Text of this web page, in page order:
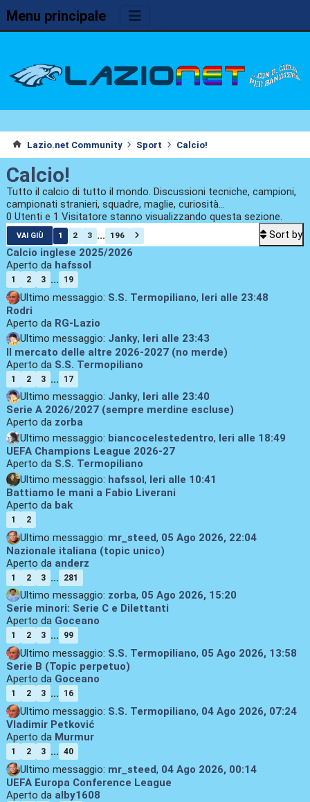
Menu principale
Lazio.net Community Sport Calcio!
Calcio!
Tutto il calcio di tutto il mondo. Discussioni tecniche, campioni,
campionati stranieri, squadre, maglie, curiosità...
0 Utenti e 1 Visitatore stanno visualizzando questa sezione.
VAI GIÙ 1 2 3 ... 196
Sort by
Calcio inglese 2025/2026
Aperto da hafssol
1 2 3 ... 19
Ultimo messaggio: S.S. Termopiliano, Ieri alle 23:48
Rodri
Aperto da RG-Lazio
Ultimo messaggio: Janky, Ieri alle 23:43
Il mercato delle altre 2026-2027 (no merde)
Aperto da S.S. Termopiliano
1 2 3 ... 17
Ultimo messaggio: Janky, Ieri alle 23:40
Serie A 2026/2027 (sempre merdine escluse)
Aperto da zorba
Ultimo messaggio: biancocelestedentro, Ieri alle 18:49
UEFA Champions League 2026-27
Aperto da S.S. Termopiliano
Ultimo messaggio: hafssol, Ieri alle 10:41
Battiamo le mani a Fabio Liverani
Aperto da bak
1 2
Ultimo messaggio: mr_steed, 05 Ago 2026, 22:04
Nazionale italiana (topic unico)
Aperto da anderz
1 2 3 ... 281
Ultimo messaggio: zorba, 05 Ago 2026, 15:20
Serie minori: Serie C e Dilettanti
Aperto da Goceano
1 2 3 ... 99
Ultimo messaggio: S.S. Termopiliano, 05 Ago 2026, 13:58
Serie B (Topic perpetuo)
Aperto da Goceano
1 2 3 ... 16
Ultimo messaggio: S.S. Termopiliano, 04 Ago 2026, 07:24
Vladimir Petković
Aperto da Murmur
1 2 3 ... 40
Ultimo messaggio: mr_steed, 04 Ago 2026, 00:14
UEFA Europa Conference League
Aperto da alby1608